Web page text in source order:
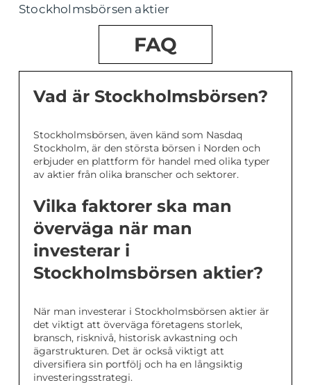
Stockholmsbörsen aktier
FAQ
Vad är Stockholmsbörsen?
Stockholmsbörsen, även känd som Nasdaq
Stockholm, är den största börsen i Norden och
erbjuder en plattform för handel med olika typer
av aktier från olika branscher och sektorer.
Vilka faktorer ska man
överväga när man
investerar i
Stockholmsbörsen aktier?
När man investerar i Stockholmsbörsen aktier är
det viktigt att överväga företagens storlek,
bransch, risknivå, historisk avkastning och
ägarstrukturen. Det är också viktigt att
diversifiera sin portfölj och ha en långsiktig
investeringsstrategi.